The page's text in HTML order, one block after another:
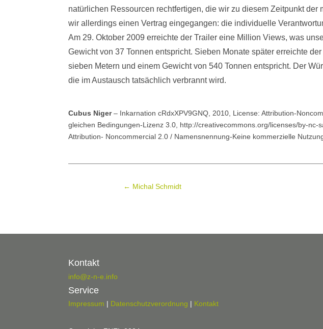
natürlichen Ressourcen rechtfertigen, die wir zu diesem Zeitpunkt
wir allerdings einen Vertrag eingegangen: die individuelle
Am 29. Oktober 2009 erreichte der Trailer eine Million Views, was
Gewicht von 37 Tonnen entspricht. Sieben Monate später erreichte
sieben Metern und einem Gewicht von 540 Tonnen entspricht. Der
die im Austausch tatsächlich verbrannt wird.
Cubus Niger– Inkarnation cRdxXPV9GNQ, 2010, License: Attribution-
gleichen Bedingungen-Lizenz 3.0, http://creativecommons.org/licenses/by-
Attribution- Noncommercial 2.0 / Namensnennung-Keine kommerzielle
← Michal Schmidt
Kontakt
info@z-n-e.info
Service
Impressum | Datenschutzverordnung | Kontakt